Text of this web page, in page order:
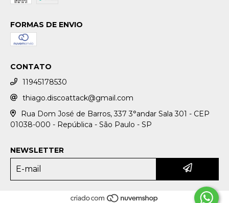
FORMAS DE ENVIO
CONTATO
11945178530
thiago.discoattack@gmail.com
Rua Dom José de Barros, 337 3°andar Sala 301 - CEP
01038-000 - República - São Paulo - SP
NEWSLETTER